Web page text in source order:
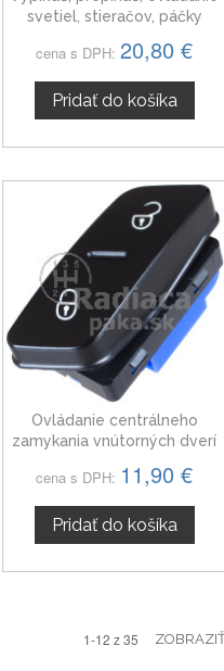
svetiel, stieračov, páčky
V 04-08
cena s DPH: 20,80 €
Pridať do košíka
Ovládanie centrálneho
zamykania vnútorných dverí
cena s DPH: 11,90 €
Pridať do košíka
1-12 z 35